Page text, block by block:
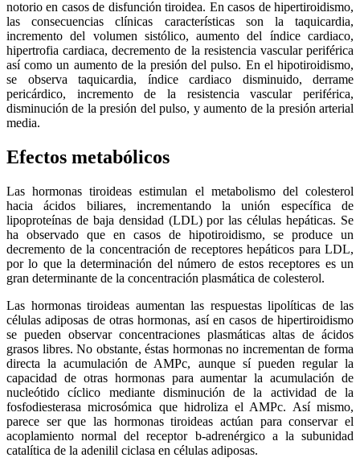
notorio en casos de disfunción tiroidea. En casos de hipertiroidismo,
las consecuencias clínicas características son la taquicardia,
incremento del volumen sistólico, aumento del índice cardiaco,
hipertrofia cardiaca, decremento de la resistencia vascular periférica
así como un aumento de la presión del pulso. En el hipotiroidismo,
se observa taquicardia, índice cardiaco disminuido, derrame
pericárdico, incremento de la resistencia vascular periférica,
disminución de la presión del pulso, y aumento de la presión arterial
media.
Efectos metabólicos
Las hormonas tiroideas estimulan el metabolismo del colesterol
hacia ácidos biliares, incrementando la unión específica de
lipoproteínas de baja densidad (LDL) por las células hepáticas. Se
ha observado que en casos de hipotiroidismo, se produce un
decremento de la concentración de receptores hepáticos para LDL,
por lo que la determinación del número de estos receptores es un
gran determinante de la concentración plasmática de colesterol.
Las hormonas tiroideas aumentan las respuestas lipolíticas de las
células adiposas de otras hormonas, así en casos de hipertiroidismo
se pueden observar concentraciones plasmáticas altas de ácidos
grasos libres. No obstante, éstas hormonas no incrementan de forma
directa la acumulación de AMPc, aunque sí pueden regular la
capacidad de otras hormonas para aumentar la acumulación de
nucleótido cíclico mediante disminución de la actividad de la
fosfodiesterasa microsómica que hidroliza el AMPc. Así mismo,
parece ser que las hormonas tiroideas actúan para conservar el
acoplamiento normal del receptor b-adrenérgico a la subunidad
catalítica de la adenilil ciclasa en células adiposas.